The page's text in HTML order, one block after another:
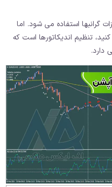
گرانبها استفاده می شود. اما
تنظیم اندیکاتورها است که
دارد.